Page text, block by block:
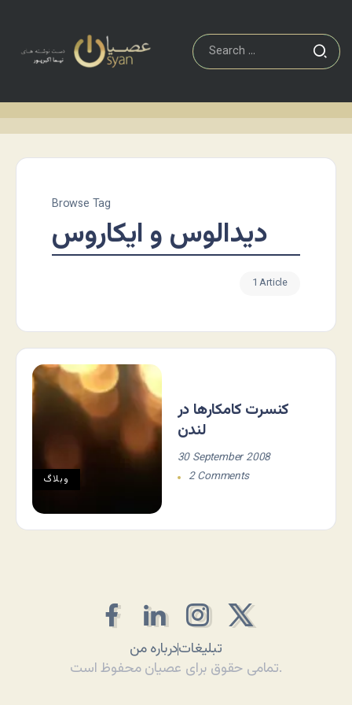
Browse Tag
دیدالوس و ایکاروس
1 Article
وبلاگ
کنسرت کامکارها در
لندن
30 September 2008
2 Comments
درباره منتبلیغات
تمامی حقوق برای عصیان محفوظ است.